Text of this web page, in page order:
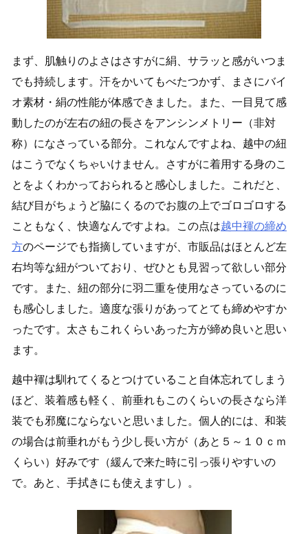
まず、肌触りのよさはさすがに絹、サラッと感がいつま
でも持続します。汗をかいてもべたつかず、まさにバイ
オ素材・絹の性能が体感できました。また、一目見て感
動したのが左右の紐の長さをアンシンメトリー（非対
称）になさっている部分。これなんですよね、越中の紐
はこうでなくちゃいけません。さすがに着用する身のこ
とをよくわかっておられると感心しました。これだと、
結び目がちょうど脇にくるのでお腹の上でゴロゴロする
こともなく、快適なんですよね。この点は越中褌の締め
方のページでも指摘していますが、市販品はほとんど左
右均等な紐がついており、ぜひとも見習って欲しい部分
です。また、紐の部分に羽二重を使用なさっているのに
も感心しました。適度な張りがあってとても締めやすか
ったです。太さもこれくらいあった方が締め良いと思い
ます。
越中褌は馴れてくるとつけていること自体忘れてしまう
ほど、装着感も軽く、前垂れもこのくらいの長さなら洋
装でも邪魔にならないと思いました。個人的には、和装
の場合は前垂れがもう少し長い方が（あと５～１０ｃｍ
くらい）好みです（緩んで来た時に引っ張りやすいの
で。あと、手拭きにも使えますし）。